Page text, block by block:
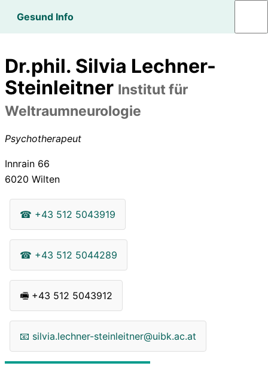
Gesund Info
Dr.phil. Silvia Lechner-
Steinleitner Institut für
Weltraumneurologie
Psychotherapeut
Innrain 66
6020 Wilten
☎ +43 512 5043919
☎ +43 512 5044289
🖷 +43 512 5043912
📧 silvia.lechner-steinleitner@uibk.ac.at